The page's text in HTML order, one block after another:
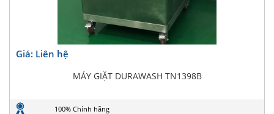
Giá: Liên hệ
MÁY GIẶT DURAWASH TN1398B
100% Chính hãng